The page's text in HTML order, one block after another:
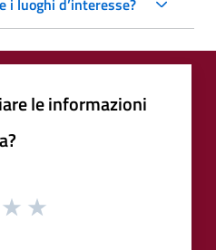
le informazioni